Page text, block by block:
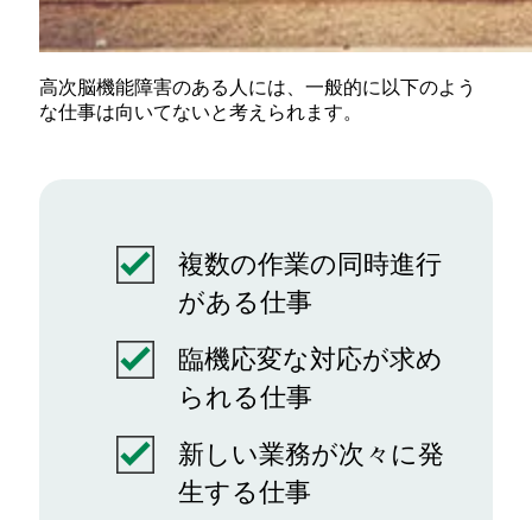
高次脳機能障害のある人には、一般的に以下のよう
な仕事は向いてないと考えられます。
複数の作業の同時進行
がある仕事
臨機応変な対応が求め
られる仕事
新しい業務が次々に発
生する仕事